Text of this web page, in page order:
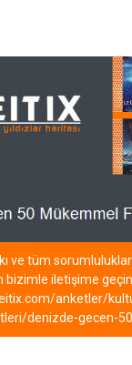
ve tüm
iletişime
anketler/
denizde-gecen-